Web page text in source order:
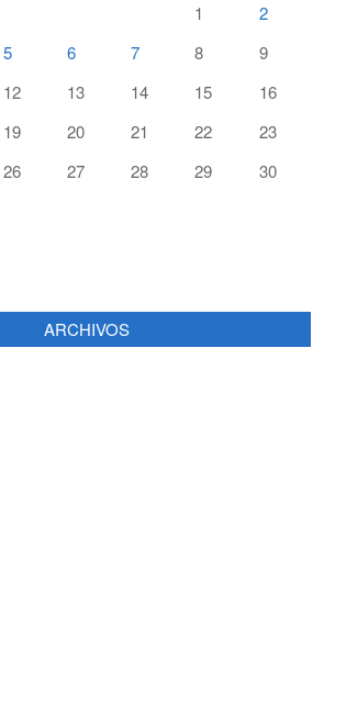
1
2
5 6 7 8
9
12 13 14 15
16
19 20 21 22
23
26 27 28 29
30
ARCHIVOS